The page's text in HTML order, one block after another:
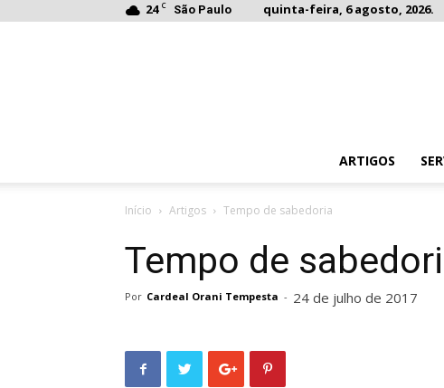
24 C São Paulo quinta-feira, 6 agosto, 2026.
ARTIGOS
Início Artigos Tempo de sabedoria
Tempo de
Por Cardeal Orani Tempesta - 24 de julho de 2017